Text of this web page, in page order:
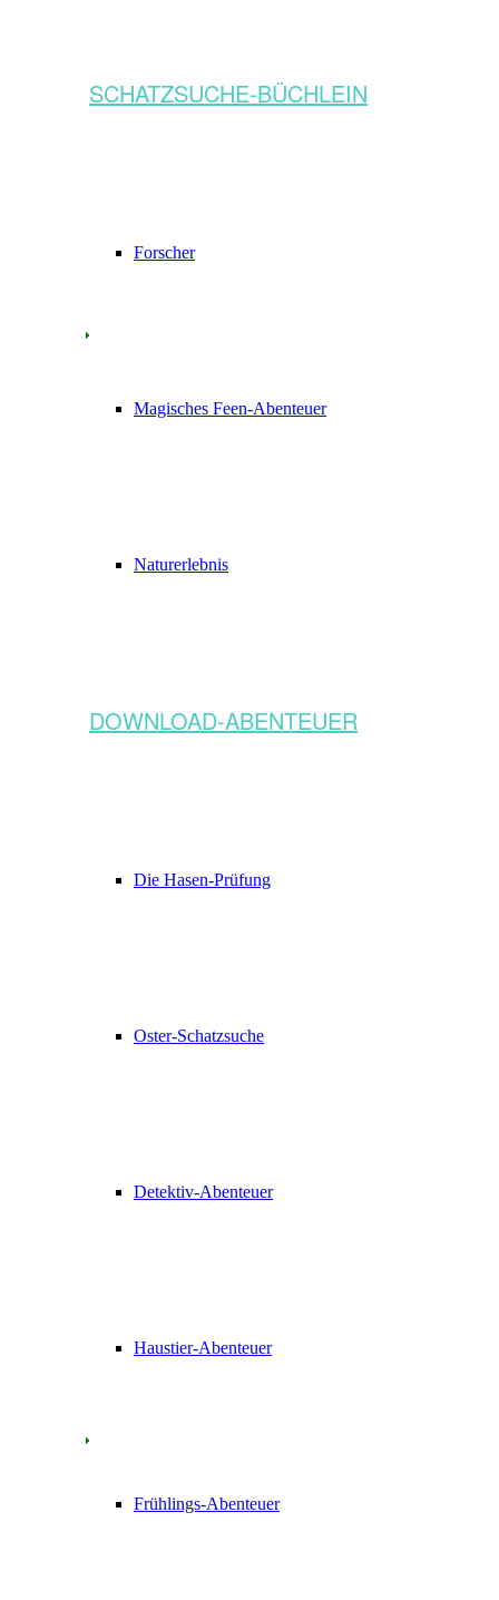
SCHATZSUCHE-BÜCHLEIN
Forscher
Magisches Feen-Abenteuer
Naturerlebnis
DOWNLOAD-ABENTEUER
Die Hasen-Prüfung
Oster-Schatzsuche
Detektiv-Abenteuer
Haustier-Abenteuer
Frühlings-Abenteuer